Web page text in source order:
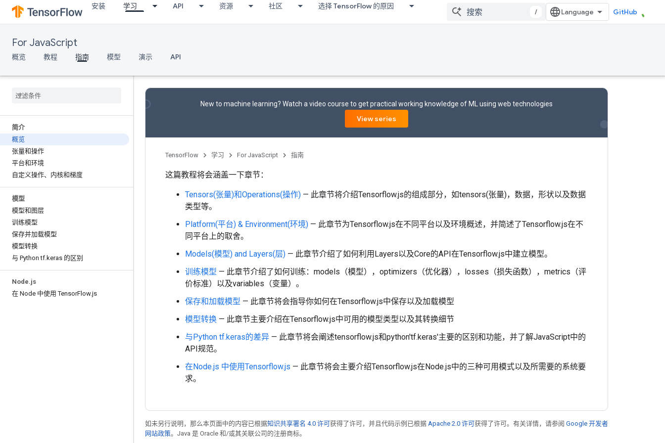
安装 学习 API 资源 社区 选择 TensorFlow 的原因
/ GitHub
For JavaScript
概览 教程 指南 模型 演示 API
简介
概览
张量和操作
平台和环境
自定义操作、内核和梯度
模型
模型和图层
训练模型
保存并加载模型
模型转换
与 Python tf.keras 的区别
Node.js
在 Node 中使用 TensorFlow.js
New to machine learning? Watch a video course to get practical working knowledge of ML using web technologies
View series
TensorFlow 学习 For JavaScript 指南
这篇教程将会涵盖一下章节：
Tensors(张量)和Operations(操作) — 此章节将介绍Tensorflow.js的组成部分，如tensors(张量)，数据，形状以及数据
类型等。
Platform(平台) & Environment(环境) — 此章节为Tensorflow.js在不同平台以及环境概述，并简述了Tensorflow.js在不
同平台上的取舍。
Models(模型) and Layers(层) — 此章节介绍了如何利用Layers以及Core的API在Tensorflow.js中建立模型。
训练模型 — 此章节介绍了如何训练：models（模型），optimizers（优化器），losses（损失函数），metrics（评
价标准）以及variables（变量）。
保存和加载模型 — 此章节将会指导你如何在Tensorflow.js中保存以及加载模型
模型转换 — 此章节主要介绍在Tensorflow.js中可用的模型类型以及其转换细节
与Python tf.keras的差异 — 此章节将会阐述tensorflow.js和python'tf.keras'主要的区别和功能，并了解JavaScript中的
API规范。
在Node.js 中使用Tensorflow.js — 此章节将会主要介绍Tensorflow.js在Node.js中的三种可用模式以及所需要的系统要
求。
如未另行说明，那么本页面中的内容已根据知识共享署名 4.0 许可获得了许可，并且代码示例已根据 Apache 2.0 许可获得了许可。有关详情，请参阅 Google 开发者
网站政策。Java 是 Oracle 和/或其关联公司的注册商标。